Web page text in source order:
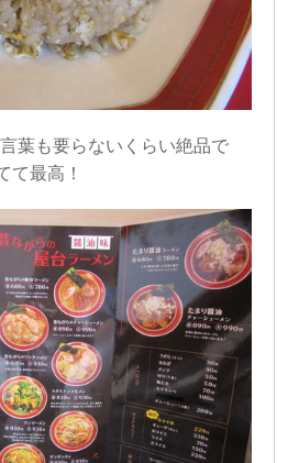
も要らないくらい絶品で
て最高！